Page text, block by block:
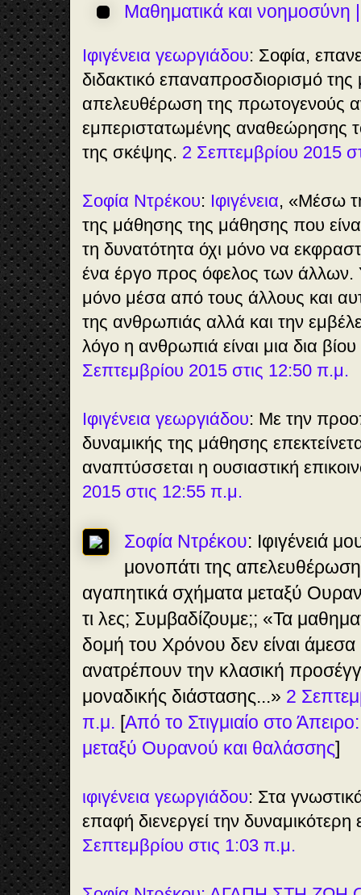
Μαθηματικά και νοημοσύνη
Ιφιγένεια γεωργιάδου: Σοφία,
διδακτικό επαναπροσδιορισμό
απελευθέρωση της πρωτογενούς
εμπεριστατωμένης αναθεώρησης
της σκέψης. 2 Σεπτεμβρίου 2015
Σοφία Ντρέκου: Ιφιγένεια, «Μέσω
της μάθησης της μάθησης που
τη δυνατότητα όχι μόνο να
ένα έργο προς όφελος των άλλων.
μόνο μέσα από τους άλλους και
της ανθρωπιάς αλλά και την
λόγο η ανθρωπιά είναι μια δια
Σεπτεμβρίου 2015 στις 12:50 π.μ.
Ιφιγένεια γεωργιάδου: Με την
δυναμικής της μάθησης
αναπτύσσεται η ουσιαστική
2015 στις 12:55 π.μ.
Σοφία Ντρέκου: Ιφιγένειά
μονοπάτι της
αγαπητικά σχήματα μεταξύ
τι λες; Συμβαδίζουμε;; «Τα
δομή του Χρόνου δεν είναι άμεσα
ανατρέπουν την κλασική
μοναδικής διάστασης...» 2
π.μ. [Από το Στιγμιαίο στο
μεταξύ Ουρανού και θαλάσσης]
ιφιγένεια γεωργιάδου: Στα
επαφή διενεργεί την δυναμικότερη
Σεπτεμβρίου στις 1:03 π.μ.